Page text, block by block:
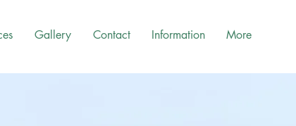
Gallery Contact Information More